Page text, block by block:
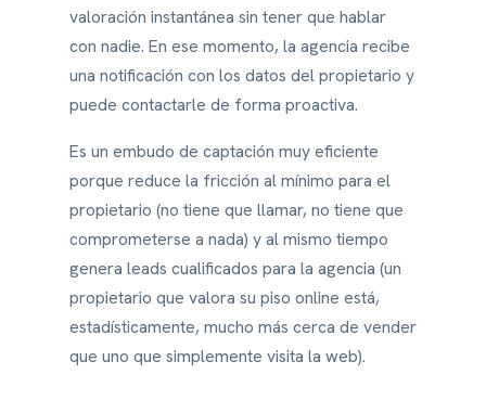
valoración instantánea sin tener que hablar
con nadie. En ese momento, la agencia recibe
una notificación con los datos del propietario y
puede contactarle de forma proactiva.
Es un embudo de captación muy eficiente
porque reduce la fricción al mínimo para el
propietario (no tiene que llamar, no tiene que
comprometerse a nada) y al mismo tiempo
genera leads cualificados para la agencia (un
propietario que valora su piso online está,
estadísticamente, mucho más cerca de vender
que uno que simplemente visita la web).